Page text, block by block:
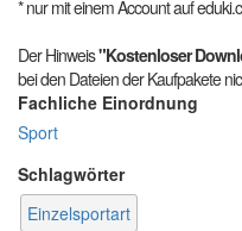
* nur mit einem Account auf
Der Hinweis"Kostenloser
bei den Dateien der Kaufpakete
Fachliche Einordnung
Sport
Schlagwörter
Einzelsportart